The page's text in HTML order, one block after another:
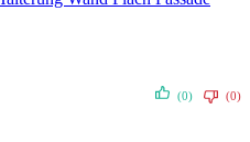
(0) (0)